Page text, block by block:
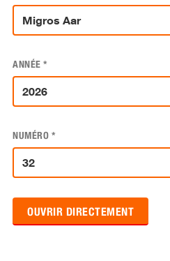
ANNÉE *
NUMÉRO *
OUVRIR DIRECTEMENT